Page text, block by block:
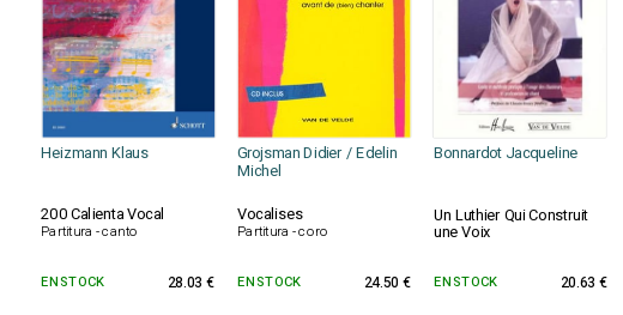
Heizmann Klaus Grojsman Didier / Edelin
Michel
Bonnardot Jacqueline
200 Calienta Vocal
Partitura - canto
Vocalises
Partitura - coro
Un Luthier Qui Construit
une Voix
EN STOCK 28.03 € EN STOCK 24.50 € EN STOCK 20.63 €